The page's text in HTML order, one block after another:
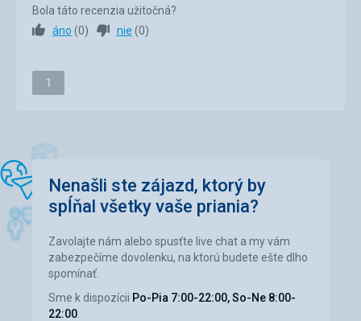
repelent.Takze idealne s domu,ale nejaky kvalitny.
Strava
Okolie
Cena
Pláž
katamarane alebo na vodnom bicykli.Vstup do mora bol
plynulý, veľmi vhodný pre deti.Na pláži pol bar kde sa dalo
občerstviť a niečo si prejsť.Okrem pláže sa neďaleko
ubytovania nachádzali bazény a bytovka a taktiež bar na
občerstvenie
Bola táto recenzia užitočná?
áno (0) nie (0)
Stránka
1
Nenašli ste zájazd, ktorý by
spĺňal všetky vaše priania?
Zavolajte nám alebo spusťte live chat a my vám
zabezpečíme dovolenku, na ktorú budete ešte dlho
spomínať.
Sme k dispozícii Po-Pia 7:00-22:00, So-Ne 8:00-
22:00